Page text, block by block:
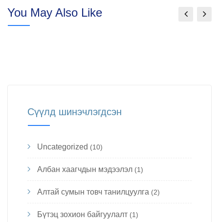
You May Also Like
Сүүлд шинэчлэгдсэн
Uncategorized (10)
Албан хаагчдын мэдээлэл (1)
Алтай сумын товч танилцуулга (2)
Бүтэц зохион байгуулалт (1)